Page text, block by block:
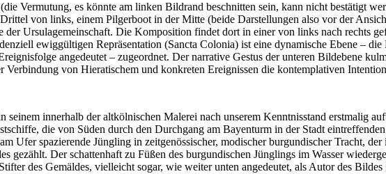
Vermutung, es könnte am linken Bildrand beschnitten sein, kann nicht bestätigt
von links, einem Pilgerboot in der Mitte (beide Darstellungen also vor der
Ursulagemeinschaft. Die Komposition findet dort in einer von links nach rechts
ewiggültigen Repräsentation (Sancta Colonia) ist eine dynamische Ebene –
angedeutet – zugeordnet. Der narrative Gestus der unteren Bildebene
Verbindung von Hieratischem und konkreten Ereignissen die kontemplativen
seinem innerhalb der altkölnischen Malerei nach unserem Kenntnisstand erstmalig
die von Süden durch den Durchgang am Bayenturm in der Stadt
Ufer spazierende Jüngling in zeitgenössischer, modischer burgundischer Tracht,
gezählt. Der schattenhaft zu Füßen des burgundischen Jünglings im Wasser
des Gemäldes, vielleicht sogar, wie weiter unten angedeutet, als Autor des